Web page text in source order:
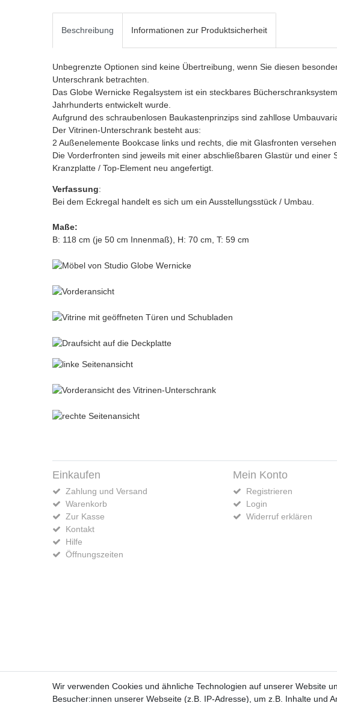
Beschreibung Informationen zur Produktsicherheit
Unbegrenzte Optionen sind keine Übertreibung, wenn Sie diesen
Unterschrank betrachten.
Das Globe Wernicke Regalsystem ist ein steckbares
Jahrhunderts entwickelt wurde.
Aufgrund des schraubenlosen Baukastenprinzips sind zahllose
Der Vitrinen-Unterschrank besteht aus:
2 Außenelemente Bookcase links und rechts, die mit Glasfronten
Die Vorderfronten sind jeweils mit einer abschließbaren Glastür und einer
Kranzplatte / Top-Element neu angefertigt.
Verfassung:
Bei dem Eckregal handelt es sich um ein Ausstellungsstück / Umbau.
Maße:
B: 118 cm (je 50 cm Innenmaß), H: 70 cm, T: 59 cm
Einkaufen
Zahlung und Versand
Warenkorb
Zur Kasse
Kontakt
Hilfe
Öffnungszeiten
Mein Konto
Registrieren
Login
Widerruf erklären
Widerrufs­recht
Wir verwenden Cookies und ähnliche Technologien auf unserer Website
Besucher:innen unserer Webseite (z.B. IP-Adresse), um z.B. Inhalte und